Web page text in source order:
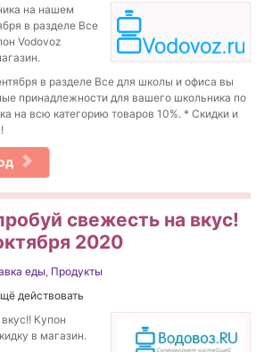
на нашем
в разделе Все
Vodovoz
в разделе Все для школы и офиса вы
принадлежности для вашего школьника по
на всю категорию товаров 10%. * Скидки и
свежесть на вкус!
2020
еды, Продукты
действовать
Купон
в магазин.